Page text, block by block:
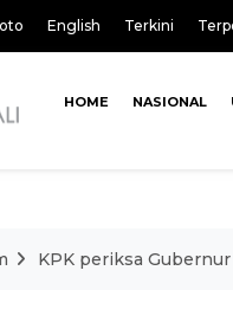
English Terkini
HOME NASIONAL
KPK periksa